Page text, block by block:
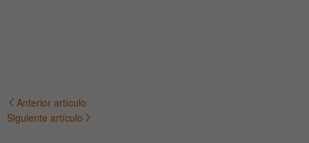
Navegación
Anterior artículo
Siguiente artículo